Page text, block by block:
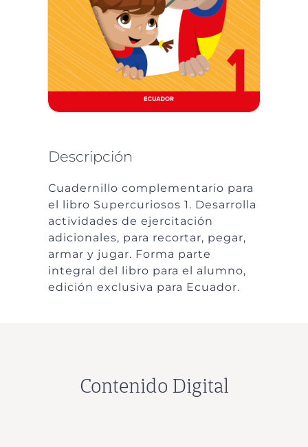
Descripción
Cuadernillo complementario para
el libro Supercuriosos 1. Desarrolla
actividades de ejercitación
adicionales, para recortar, pegar,
armar y jugar. Forma parte
integral del libro para el alumno,
edición exclusiva para Ecuador.
Contenido Digital